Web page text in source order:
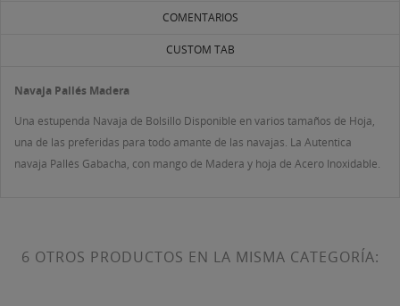
COMENTARIOS
CUSTOM TAB
Navaja Pallés Madera
Una estupenda Navaja de Bolsillo Disponible en varios tamaños de Hoja,
una de las preferidas para todo amante de las navajas. La Autentica
navaja Pallés Gabacha, con mango de Madera y hoja de Acero Inoxidable.
6 OTROS PRODUCTOS EN LA MISMA CATEGORÍA: